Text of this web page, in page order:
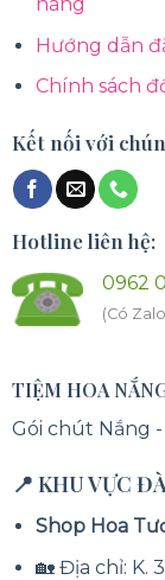
Hướng dẫn
Chính sách
Kết nối với
Hotline liên hệ:
0962
(Có
TIỆM HOA
Gói chút Nắng
📍 KHU VỰC
Shop Hoa
🏡 Địa chỉ: K.